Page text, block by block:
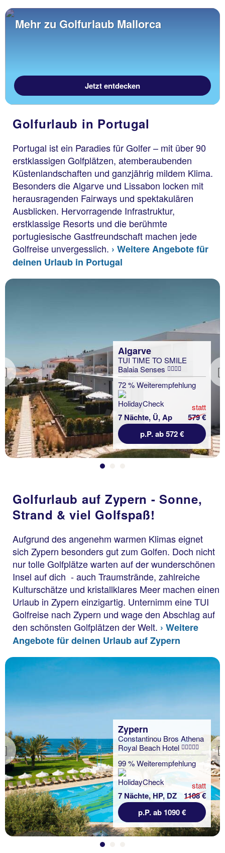
Mehr zu Golfurlaub Mallorca
Jetzt entdecken
Golfurlaub in Portugal
Portugal ist ein Paradies für Golfer – mit über 90
erstklassigen Golfplätzen, atemberaubenden
Küstenlandschaften und ganzjährig mildem Klima.
Besonders die Algarve und Lissabon locken mit
herausragenden Fairways und spektakulären
Ausblicken. Hervorragende Infrastruktur,
erstklassige Resorts und die berühmte
portugiesische Gastfreundschaft machen jede
Golfreise unvergesslich. › Weitere Angebote für
deinen Urlaub in Portugal
Previous
Algarve
TUI TIME TO SMILE
Balaia Senses
72 % Weiterempfehlung
7 Nächte, Ü, Ap
statt
579 €
p.P. ab 572 €
Golfurlaub auf Zypern - Sonne,
Strand & viel Golfspaß!
Aufgrund des angenehm warmen Klimas eignet
sich Zypern besonders gut zum Golfen. Doch nicht
nur tolle Golfplätze warten auf der wunderschönen
Insel auf dich - auch Traumstrände, zahlreiche
Kulturschätze und kristallklares Meer machen einen
Urlaub in Zypern einzigartig. Unternimm eine TUI
Golfreise nach Zypern und wage den Abschlag auf
den schönsten Golfplätzen der Welt. › Weitere
Angebote für deinen Urlaub auf Zypern
Previous
Zypern
Constantinou Bros Athena
Royal Beach Hotel
99 % Weiterempfehlung
7 Nächte, HP, DZ
statt
1108 €
p.P. ab 1090 €